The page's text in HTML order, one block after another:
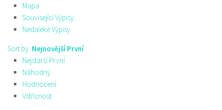
Mapa
Související Výpisy
Nedaleké Výpisy
Sort by: Nejnovější První
Nejstarší První
Náhodný
Hodnocení
Vstřícnost